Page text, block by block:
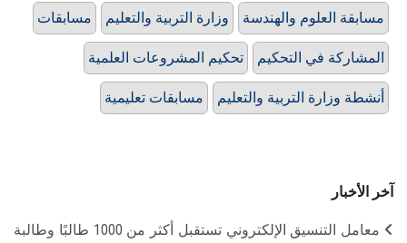
مسابقات وزارة التربية والتعليم مسابقة العلوم والهندسة
تحكيم المشروعات العلمية المشاركة في التحكيم
مسابقات تعليمية أنشطة وزارة التربية والتعليم
آخر الأخبار
معامل التنسيق الإلكتروني تستقبل أكثر من 1000 طالبًا وطالبة